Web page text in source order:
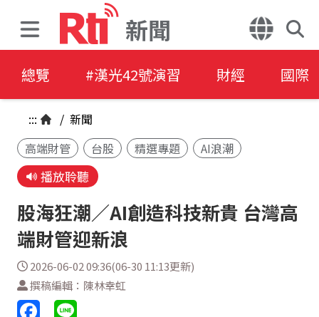
新聞
總覽 #漢光42號演習 財經 國際
::: / 新聞
高端財管
台股 精選專題 AI浪潮
播放聆聽
股海狂潮／AI創造科技新貴 台灣高
端財管迎新浪
2026-06-02 09:36(06-30 11:13更新)
撰稿編輯：陳林幸虹